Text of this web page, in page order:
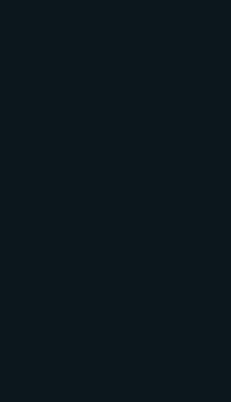
n° 1 OWiG [Loi allemande
Tribunal de la navigation
correspondantes
référence. Le Comité
de la navigation de
a fourni un résultat
façon suivante :
de Police pour la
maximum admissible sur
le mis en cause se trouvait
limitation valable pour les
8.01bis phrase 2 point a)
de la Moselle, à
est libre d’autres
ne s’appliquait pas dans
pas libre d’autres
des preuves de la
par le mis en cause.